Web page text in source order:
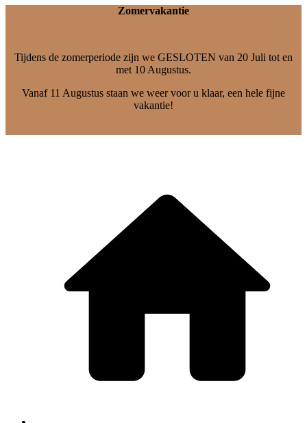
Zomervakantie
Tijdens de zomerperiode zijn we GESLOTEN van 20 Juli tot en
met 10 Augustus.
Vanaf 11 Augustus staan we weer voor u klaar, een hele fijne
vakantie!